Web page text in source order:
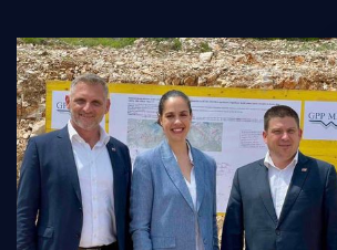
Turizam i nautika
Pomorstvo
Ribolov
Ekologija
Tradicija i kultura